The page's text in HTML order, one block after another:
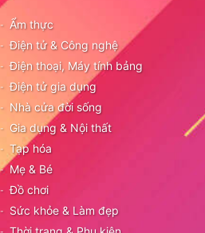
Ẩm thực
Điện tử & Công nghệ
Điện thoại, Máy tính bảng
Điện tử gia dụng
Nhà cửa đời sống
Gia dụng & Nội thất
Tạp hóa
Mẹ & Bé
Đồ chơi
Sức khỏe & Làm đẹp